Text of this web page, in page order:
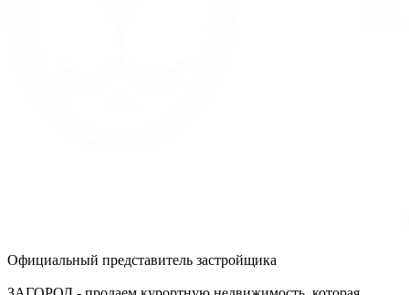
Официальный представитель застройщика